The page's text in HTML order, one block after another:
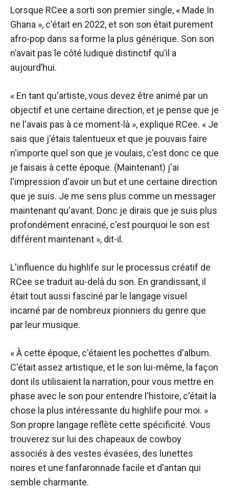
Lorsque RCee a sorti son premier single, « Made In
Ghana », c'était en 2022, et son son était purement
afro-pop dans sa forme la plus générique. Son son
n’avait pas le côté ludique distinctif qu’il a
aujourd’hui.
« En tant qu'artiste, vous devez être animé par un
objectif et une certaine direction, et je pense que je
ne l'avais pas à ce moment-là », explique RCee. « Je
sais que j'étais talentueux et que je pouvais faire
n'importe quel son que je voulais, c'est donc ce que
je faisais à cette époque. (Maintenant) j'ai
l'impression d'avoir un but et une certaine direction
que je suis. Je me sens plus comme un messager
maintenant qu'avant. Donc je dirais que je suis plus
profondément enraciné, c'est pourquoi le son est
différent maintenant », dit-il.
L'influence du highlife sur le processus créatif de
RCee se traduit au-delà du son. En grandissant, il
était tout aussi fasciné par le langage visuel
incarné par de nombreux pionniers du genre que
par leur musique.
« À cette époque, c'étaient les pochettes d'album.
C'était assez artistique, et le son lui-même, la façon
dont ils utilisaient la narration, pour vous mettre en
phase avec le son pour entendre l'histoire, c'était la
chose la plus intéressante du highlife pour moi. »
Son propre langage reflète cette spécificité. Vous
trouverez sur lui des chapeaux de cowboy
associés à des vestes évasées, des lunettes
noires et une fanfaronnade facile et d'antan qui
semble charmante.